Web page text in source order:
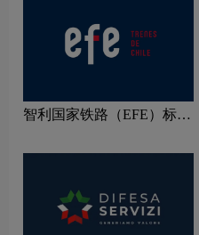
智利国家铁路（EFE）标志